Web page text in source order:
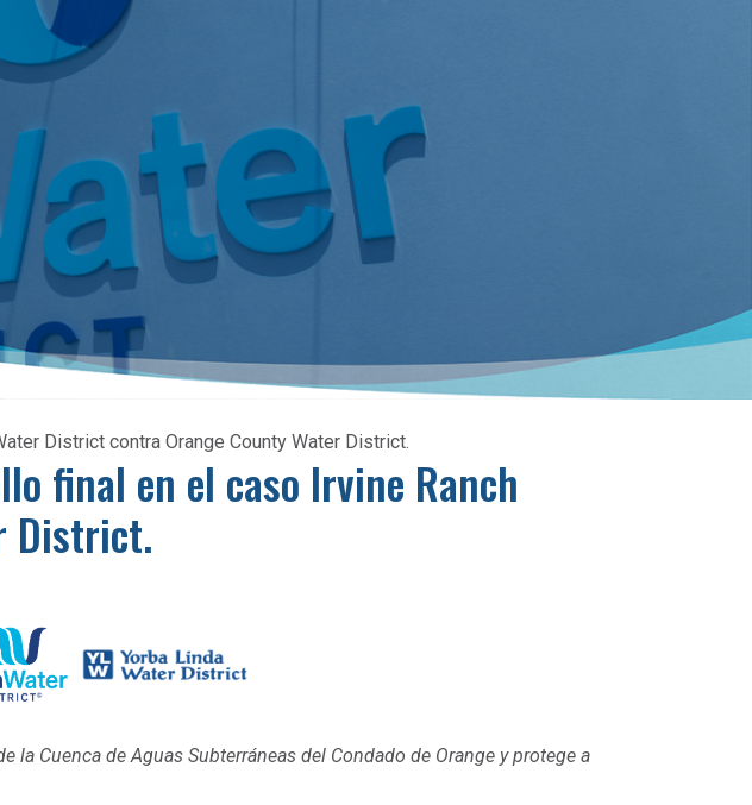
District contra Orange County Water District.
final en el caso Irvine Ranch
District.
Cuenca de Aguas Subterráneas del Condado de Orange y protege a